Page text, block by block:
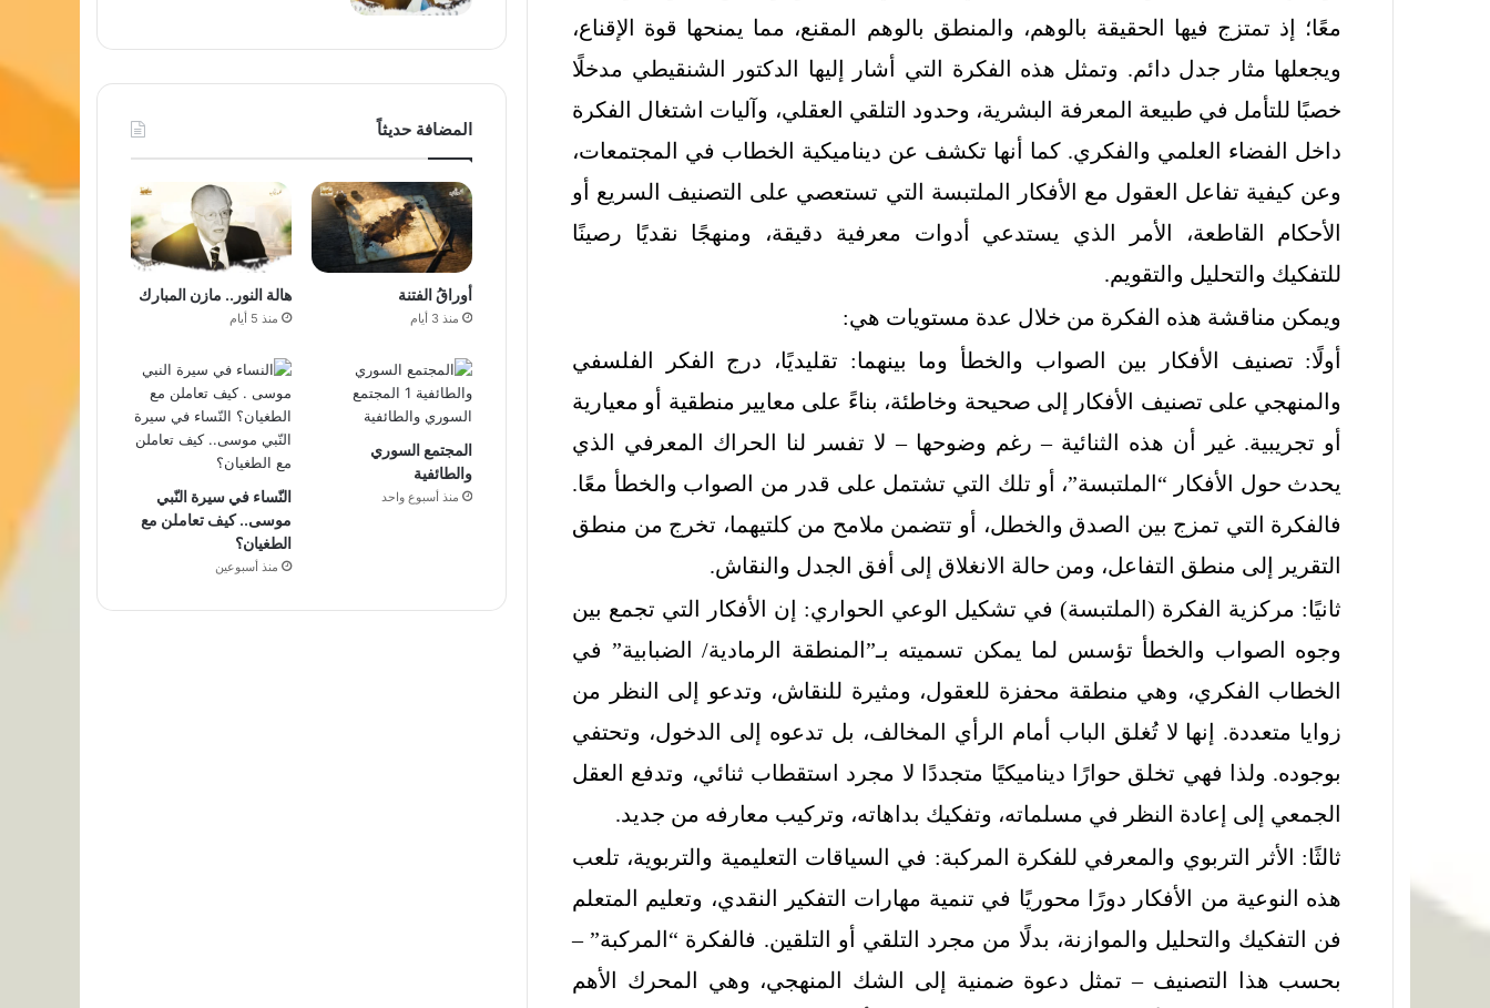
معًا؛ إذ تمتزج فيها الحقيقة بالوهم، والمنطق بالوهم المقنع، مما يمنحها قوة الإقناع،
ويجعلها مثار جدل دائم. وتمثل هذه الفكرة التي أشار إليها الدكتور الشنقيطي مدخلًا
خصبًا للتأمل في طبيعة المعرفة البشرية، وحدود التلقي العقلي، وآليات اشتغال الفكرة
داخل الفضاء العلمي والفكري. كما أنها تكشف عن ديناميكية الخطاب في المجتمعات،
وعن كيفية تفاعل العقول مع الأفكار الملتبسة التي تستعصي على التصنيف السريع أو
الأحكام القاطعة، الأمر الذي يستدعي أدوات معرفية دقيقة، ومنهجًا نقديًا رصينًا
للتفكيك والتحليل والتقويم.
ويمكن مناقشة هذه الفكرة من خلال عدة مستويات هي:
أولًا: تصنيف الأفكار بين الصواب والخطأ وما بينهما: تقليديًا، درج الفكر الفلسفي
والمنهجي على تصنيف الأفكار إلى صحيحة وخاطئة، بناءً على معايير منطقية أو معيارية
أو تجريبية. غير أن هذه الثنائية – رغم وضوحها – لا تفسر لنا الحراك المعرفي الذي
يحدث حول الأفكار “الملتبسة”، أو تلك التي تشتمل على قدر من الصواب والخطأ معًا.
فالفكرة التي تمزج بين الصدق والخطل، أو تتضمن ملامح من كلتيهما، تخرج من منطق
التقرير إلى منطق التفاعل، ومن حالة الانغلاق إلى أفق الجدل والنقاش.
ثانيًا: مركزية الفكرة (الملتبسة) في تشكيل الوعي الحواري: إن الأفكار التي تجمع بين
وجوه الصواب والخطأ تؤسس لما يمكن تسميته بـ”المنطقة الرمادية/ الضبابية” في
الخطاب الفكري، وهي منطقة محفزة للعقول، ومثيرة للنقاش، وتدعو إلى النظر من
زوايا متعددة. إنها لا تُغلق الباب أمام الرأي المخالف، بل تدعوه إلى الدخول، وتحتفي
بوجوده. ولذا فهي تخلق حوارًا ديناميكيًا متجددًا لا مجرد استقطاب ثنائي، وتدفع العقل
الجمعي إلى إعادة النظر في مسلماته، وتفكيك بداهاته، وتركيب معارفه من جديد.
ثالثًا: الأثر التربوي والمعرفي للفكرة المركبة: في السياقات التعليمية والتربوية، تلعب
هذه النوعية من الأفكار دورًا محوريًا في تنمية مهارات التفكير النقدي، وتعليم المتعلم
فن التفكيك والتحليل والموازنة، بدلًا من مجرد التلقي أو التلقين. فالفكرة “المركبة” –
بحسب هذا التصنيف – تمثل دعوة ضمنية إلى الشك المنهجي، وهي المحرك الأهم
المضافة حديثاً
أوراقُ الفتنة
منذ 3 أيام
هالة النور.. مازن المبارك
منذ 5 أيام
المجتمع السوري
والطائفية
منذ أسبوع واحد
النّساء في سيرة النّبي
موسى.. كيف تعاملن مع
الطغيان؟
منذ أسبوعين